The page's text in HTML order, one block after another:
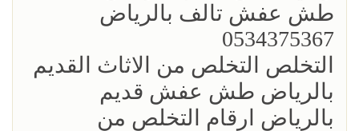
طش عفش تالف بالرياض
0534375367
التخلص التخلص من الاثاث القديم
بالرياض طش عفش قديم
بالرياض ارقام التخلص من